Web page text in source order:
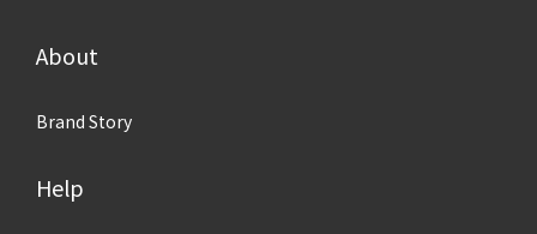
About
Brand Story
Help